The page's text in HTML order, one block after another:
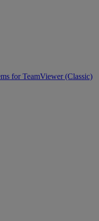
for TeamViewer (Classic)